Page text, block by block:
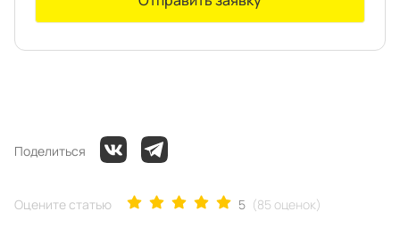
Оцените статью 5 (85 оценок)
Поделиться